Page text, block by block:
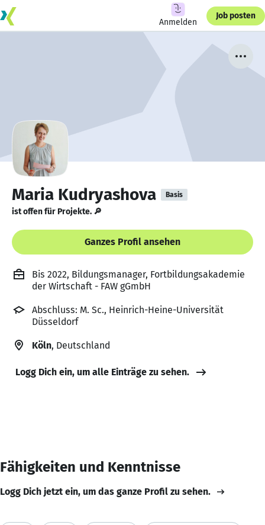
Anmelden
Job posten
Maria Kudryashova Basis
ist offen für Projekte. 🔎
Ganzes Profil ansehen
Bis 2022, Bildungsmanager, Fortbildungsakademie
der Wirtschaft - FAW gGmbH
Abschluss: M. Sc., Heinrich-Heine-Universität
Düsseldorf
Köln, Deutschland
Logg Dich ein, um alle Einträge zu sehen.
Fähigkeiten und Kenntnisse
Logg Dich jetzt ein, um das ganze Profil zu sehen.